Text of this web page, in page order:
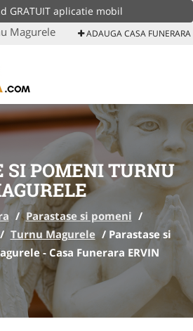
GRATUIT aplicatie mobil
Magurele ADAUGA CASA FUNERARA
SI POMENI TURNU
/ Parastase si pomeni /
/ Turnu Magurele / Parastase si
- Casa Funerara ERVIN